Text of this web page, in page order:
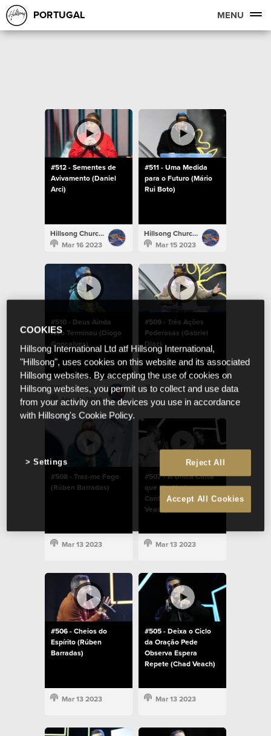
PORTUGAL MENU
#512 - Sementes de
Avivamento (Daniel
Arci)
Hillsong Church Portugal
Mar 16 2023
#511 - Uma Medida
para o Futuro (Mário
Rui Boto)
Hillsong Church Portugal
Mar 15 2023
#510 - Deus Ainda
Não Terminou (Diogo
Gonçalves)
Hillsong Church Portugal
Mar 13 2023
#509 - Três Ações
Poderosas (Gabriel
Diaz)
Mar 13 2023
#508 - Traz-me Fogo
(Rúben Barradas)
Mar 13 2023
#507 - A Única Coisa
que Me Ajuda a
Continuar (Chad
Veach)
Mar 13 2023
#506 - Cheios do
Espírito (Rúben
Barradas)
Mar 13 2023
#505 - Deixa o Ciclo
da Oração Pede
Observa Espera
Repete (Chad Veach)
Mar 13 2023
COOKIES
Hillsong International Ltd atf Hillsong International,
"Hillsong", uses cookies on this website and its associated
Hillsong websites. By accepting the use of cookies on
Hillsong websites, you permit us to collect and use data
from your activity on the devices you use in accordance
with Hillsong's Cookie Policy.
Reject All
Accept All Cookies
Settings